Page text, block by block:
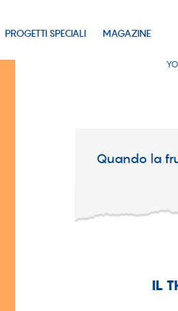
PROGETTI SPECIALI MAGAZINE
Quando la
IL